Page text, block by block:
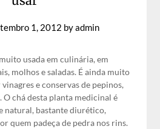
1, 2012 byadmin
usada em culinária, em
molhos e saladas. É ainda muito
e conservas de pepinos,
O chá desta planta medicinal é
natural, bastante diurético,
quem padeça de pedra nos rins.